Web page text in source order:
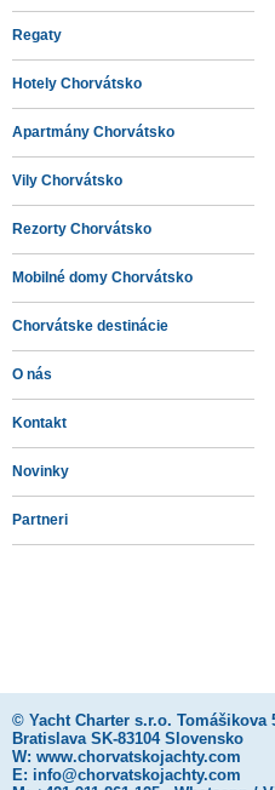
Regaty
Hotely Chorvátsko
Apartmány Chorvátsko
Vily Chorvátsko
Rezorty Chorvátsko
Mobilné domy Chorvátsko
Chorvátske destinácie
O nás
Kontakt
Novinky
Partneri
© Yacht Charter s.r.o. Tomášikova
Bratislava SK-83104 Slovensko
W: www.chorvatskojachty.com
E: info@chorvatskojachty.com